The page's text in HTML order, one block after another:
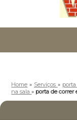
Home » Serviços »
na sala» porta de correr